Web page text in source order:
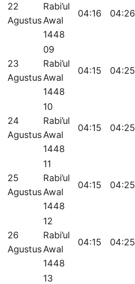
22
Agustus
Rabi’ul
Awal
1448
04:16 04:26
23
Agustus
09
Rabi’ul
Awal
1448
04:15 04:25
24
Agustus
10
Rabi’ul
Awal
1448
04:15 04:25
25
Agustus
11
Rabi’ul
Awal
1448
04:15 04:25
26
Agustus
12
Rabi’ul
Awal
1448
04:15 04:25
13